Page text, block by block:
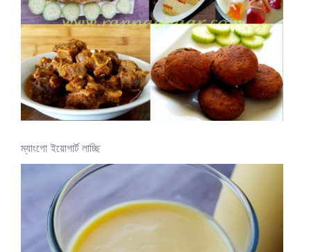
ম্যাংগো ইয়োগার্ট লাচ্ছি